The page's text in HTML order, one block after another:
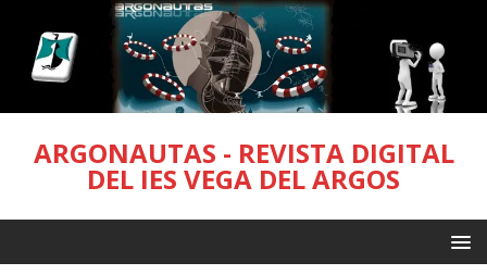
ARGONAUTAS - REVISTA DIGITAL
DEL IES VEGA DEL ARGOS